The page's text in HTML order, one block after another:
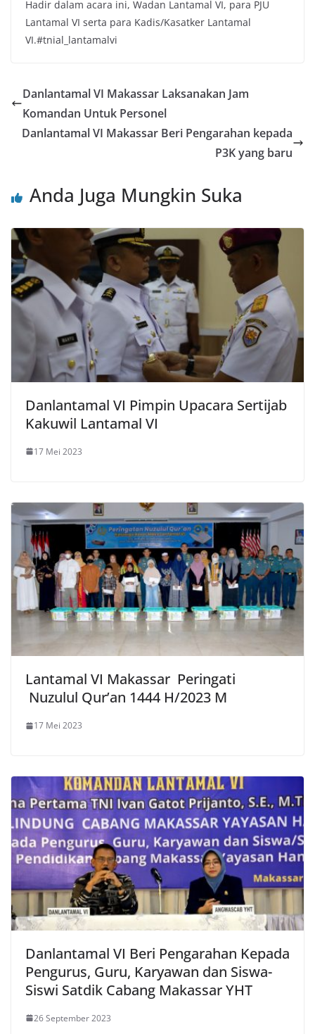
Hadir dalam acara ini, Wadan Lantamal VI, para PJU
Lantamal VI serta para Kadis/Kasatker Lantamal
VI.#tnial_lantamalvi
Danlantamal VI Makassar Laksanakan Jam
Komandan Untuk Personel
Danlantamal VI Makassar Beri Pengarahan kepada
P3K yang baru
Anda Juga Mungkin Suka
Danlantamal VI Pimpin Upacara Sertijab
Kakuwil Lantamal VI
17 Mei 2023
Lantamal VI Makassar Peringati
Nuzulul Qur’an 1444 H/2023 M
17 Mei 2023
Danlantamal VI Beri Pengarahan Kepada
Pengurus, Guru, Karyawan dan Siswa-
Siswi Satdik Cabang Makassar YHT
26 September 2023